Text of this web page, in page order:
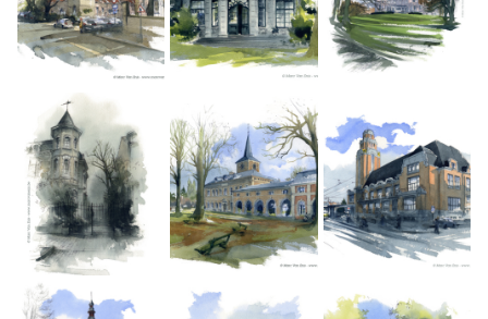
ILLUSTRATIONS
CONTACT